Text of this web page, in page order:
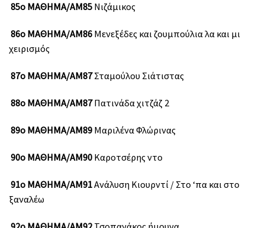
85ο ΜΑΘΗΜΑ/ΑΜ85 Νιζάμικος
86ο ΜΑΘΗΜΑ/ΑΜ86 Μενεξέδες και ζουμπούλια λα και μι
χειρισμός
87ο ΜΑΘΗΜΑ/ΑΜ87Σταμούλου Σιάτιστας
88ο ΜΑΘΗΜΑ/ΑΜ87Πατινάδα χιτζάζ 2
89ο ΜΑΘΗΜΑ/ΑΜ89 Μαριλένα Φλώρινας
90ο ΜΑΘΗΜΑ/ΑΜ90 Καροτσέρης ντο
91ο ΜΑΘΗΜΑ/ΑΜ91Ανάλυση Κιουρντί / Στο ‘πα και στο
ξαναλέω